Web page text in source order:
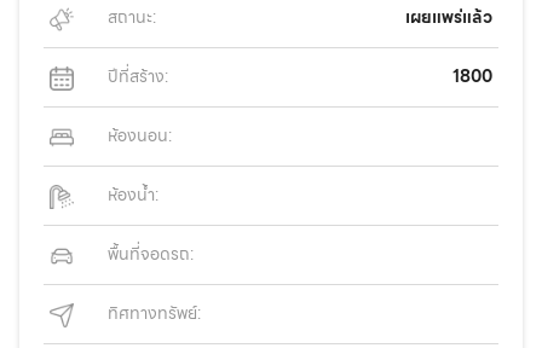
สถานะ: เผยแพร่แล้ว
ปีที่สร้าง: 1800
ห้องนอน:
ห้องน้ำ:
พื้นที่จอดรถ:
ทิศทางทรัพย์: